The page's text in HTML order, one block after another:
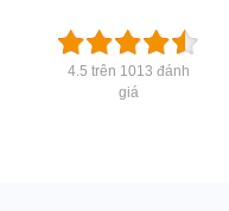
4.5 trên 1013 đánh
giá